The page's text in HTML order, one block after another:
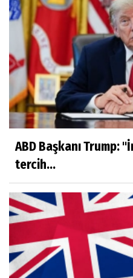
ABD Başkanı Trump:
tercih...